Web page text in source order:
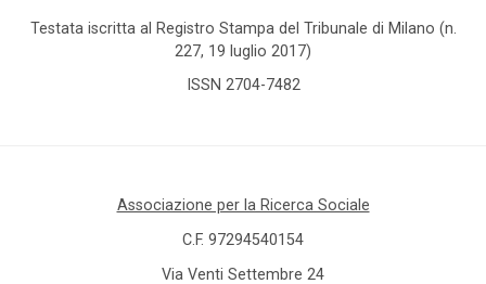
Testata iscritta al Registro Stampa del Tribunale di Milano (n.
227, 19 luglio 2017)
ISSN 2704-7482
Associazione per la Ricerca Sociale
C.F. 97294540154
Via Venti Settembre 24